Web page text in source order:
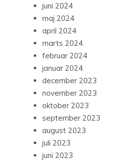
juni 2024
maj 2024
april 2024
marts 2024
februar 2024
januar 2024
december 2023
november 2023
oktober 2023
september 2023
august 2023
juli 2023
juni 2023